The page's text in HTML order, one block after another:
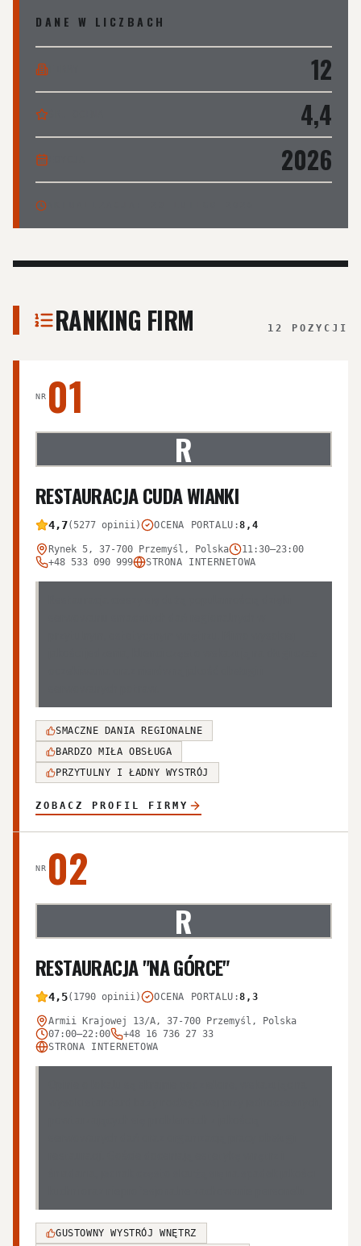
DANE W LICZBACH
12
4,4
2026
RANKING FIRM 12 POZYCJI
NR 01
R
RESTAURACJA CUDA WIANKI
4,7(5277 opinii) OCENA PORTALU :8,4
Rynek 5, 37-700 Przemyśl, Polska
11:30–23:00
+48 533 090 999
STRONA INTERNETOWA
SMACZNE DANIA REGIONALNE
BARDZO MIŁA OBSŁUGA
PRZYTULNY I ŁADNY WYSTRÓJ
ZOBACZ PROFIL FIRMY
NR 02
R
RESTAURACJA "NA GÓRCE"
4,5(1790 opinii) OCENA PORTALU :8,3
Armii Krajowej 13/A, 37-700 Przemyśl, Polska
07:00–22:00
+48 16 736 27 33
STRONA INTERNETOWA
GUSTOWNY WYSTRÓJ WNĘTRZ